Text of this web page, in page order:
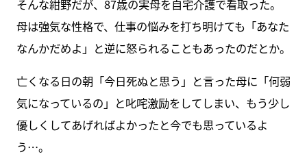
そんな紺野だが、87歳の実母を自宅介護で看取った。
母は強気な性格で、仕事の悩みを打ち明けても「あなた
なんかだめよ」と逆に怒られることもあったのだとか。
亡くなる日の朝「今日死ぬと思う」と言った母に「何弱
気になっているの」と叱咤激励をしてしまい、もう少し
優しくしてあげればよかったと今でも思っているよ
う…。